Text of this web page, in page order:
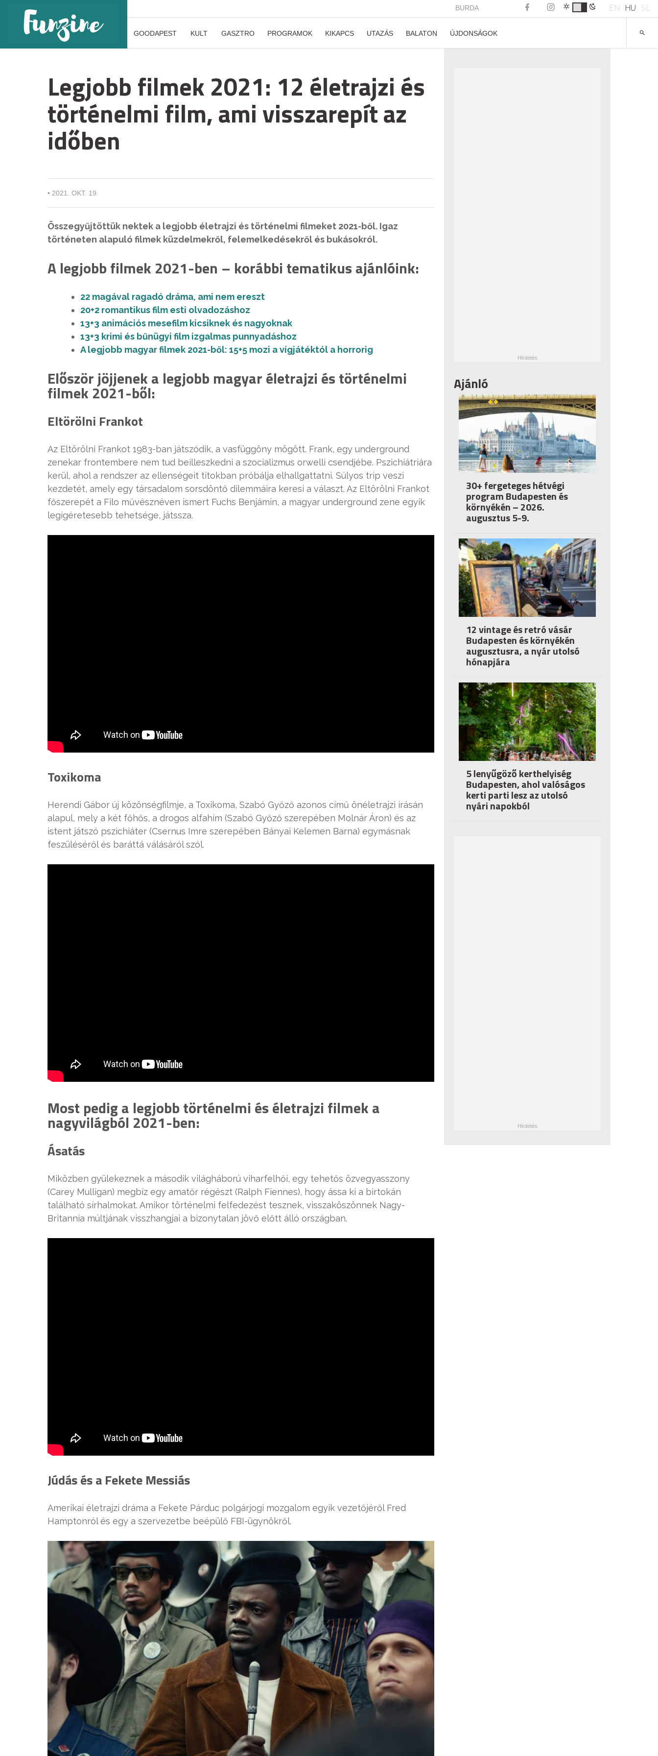
BURDA EN HU SL
GOODAPEST KULT GASZTRO PROGRAMOK KIKAPCS UTAZÁS BALATON ÚJDONSÁGOK
Legjobb filmek 2021: 12 életrajzi és
történelmi film, ami visszarepít az
időben
• 2021. OKT. 19.
Összegyűjtöttük nektek a legjobb életrajzi és történelmi filmeket 2021-ből. Igaz
történeten alapuló filmek küzdelmekről, felemelkedésekről és bukásokról.
A legjobb filmek 2021-ben – korábbi tematikus ajánlóink:
22 magával ragadó dráma, ami nem ereszt
20+2 romantikus film esti olvadozáshoz
13+3 animációs mesefilm kicsiknek és nagyoknak
13+3 krimi és bűnügyi film izgalmas punnyadáshoz
A legjobb magyar filmek 2021-ből: 15+5 mozi a vígjátéktól a horrorig
Először jöjjenek a legjobb magyar életrajzi és történelmi
filmek 2021-ből:
Eltörölni Frankot
Az Eltörölni Frankot 1983-ban játszódik, a vasfüggöny mögött. Frank, egy underground
zenekar frontembere nem tud beilleszkedni a szocializmus orwelli csendjébe. Pszichiátriára
kerül, ahol a rendszer az ellenségeit titokban próbálja elhallgattatni. Súlyos trip veszi
kezdetét, amely egy társadalom sorsdöntő dilemmáira keresi a választ. Az Eltörölni Frankot
főszerepét a Filo művésznéven ismert Fuchs Benjámin, a magyar underground zene egyik
legígéretesebb tehetsége, játssza.
Toxikoma
Herendi Gábor új közönségfilmje, a Toxikoma, Szabó Győző azonos című önéletrajzi írásán
alapul, mely a két főhős, a drogos alfahím (Szabó Győző szerepében Molnár Áron) és az
istent játszó pszichiáter (Csernus Imre szerepében Bányai Kelemen Barna) egymásnak
feszüléséről és baráttá válásáról szól.
Most pedig a legjobb történelmi és életrajzi filmek a
nagyvilágból 2021-ben:
Ásatás
Miközben gyülekeznek a második világháború viharfelhői, egy tehetős özvegyasszony
(Carey Mulligan) megbíz egy amatőr régészt (Ralph Fiennes), hogy ássa ki a birtokán
található sírhalmokat. Amikor történelmi felfedezést tesznek, visszaköszönnek Nagy-
Britannia múltjának visszhangjai a bizonytalan jövő előtt áll‎ó országban.
Júdás és a Fekete Messiás
Amerikai életrajzi dráma a Fekete Párduc polgárjogi mozgalom egyik vezetőjéről Fred
Hamptonról és egy a szervezetbe beépülő FBI-ügynökről.
Ajánló
30+ fergeteges hétvégi
program Budapesten és
környékén – 2026.
augusztus 5-9.
12 vintage és retró vásár
Budapesten és környékén
augusztusra, a nyár utolsó
hónapjára
5 lenyűgöző kerthelyiség
Budapesten, ahol valóságos
kerti parti lesz az utolsó
nyári napokból